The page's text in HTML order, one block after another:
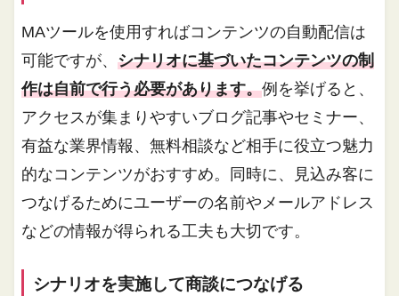
MAツールを使用すればコンテンツの自動配信は
可能ですが、シナリオに基づいたコンテンツの制
作は自前で行う必要があります。例を挙げると、
アクセスが集まりやすいブログ記事やセミナー、
有益な業界情報、無料相談など相手に役立つ魅力
的なコンテンツがおすすめ。同時に、見込み客に
つなげるためにユーザーの名前やメールアドレス
などの情報が得られる工夫も大切です。
シナリオを実施して商談につなげる